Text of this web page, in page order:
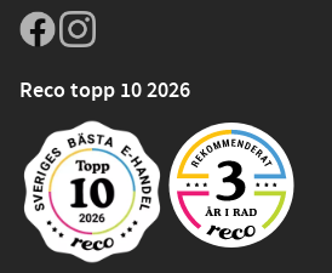
Reco topp 10 2026